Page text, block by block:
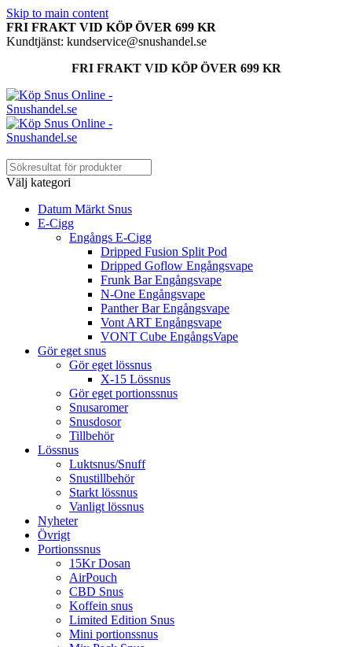
Skip to main content
FRI FRAKT VID KÖP ÖVER 699 KR
Kundtjänst: kundservice@snushandel.se
FRI FRAKT VID KÖP ÖVER 699 KR
Välj kategori
Datum Märkt Snus
E-Cigg
Engångs E-Cigg
Dripped Fusion Split Pod
Dripped Goflow Engångsvape
Frunk Bar Engångsvape
N-One Engångsvape
Panther Bar Engångsvape
Vont ART Engångsvape
VONT Cube EngångsVape
Gör eget snus
Gör eget lössnus
X-15 Lössnus
Gör eget portionssnus
Snusaromer
Snusdosor
Tillbehör
Lössnus
Luktsnus/Snuff
Snustillbehör
Starkt lössnus
Vanligt lössnus
Nyheter
Övrigt
Portionssnus
15Kr Dosan
AirPouch
CBD Snus
Koffein snus
Limited Edition Snus
Mini portionssnus